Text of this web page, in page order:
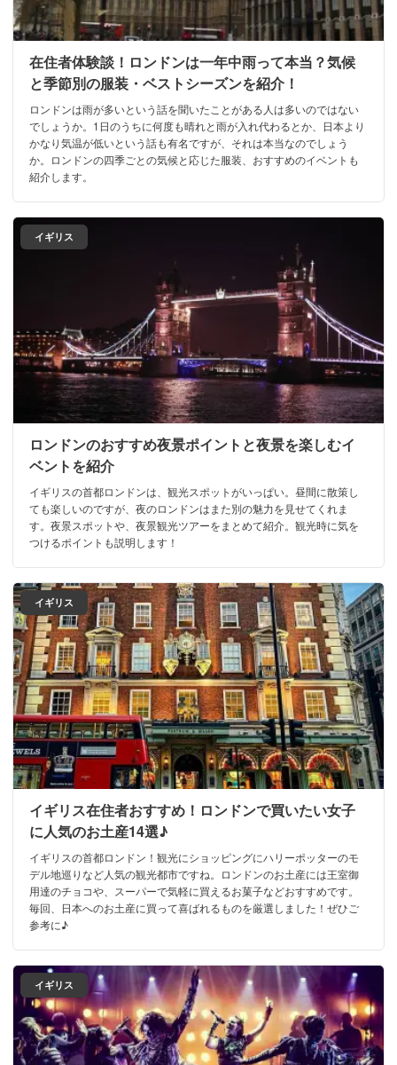
在住者体験談！ロンドンは一年中雨って本当？気候
と季節別の服装・ベストシーズンを紹介！
ロンドンは雨が多いという話を聞いたことがある人は多いのではない
でしょうか。1日のうちに何度も晴れと雨が入れ代わるとか、日本より
かなり気温が低いという話も有名ですが、それは本当なのでしょう
か。ロンドンの四季ごとの気候と応じた服装、おすすめのイベントも
紹介します。
イギリス
ロンドンのおすすめ夜景ポイントと夜景を楽しむイ
ベントを紹介
イギリスの首都ロンドンは、観光スポットがいっぱい。昼間に散策し
ても楽しいのですが、夜のロンドンはまた別の魅力を見せてくれま
す。夜景スポットや、夜景観光ツアーをまとめて紹介。観光時に気を
つけるポイントも説明します！
イギリス
イギリス在住者おすすめ！ロンドンで買いたい女子
に人気のお土産14選♪
イギリスの首都ロンドン！観光にショッピングにハリーポッターのモ
デル地巡りなど人気の観光都市ですね。ロンドンのお土産には王室御
用達のチョコや、スーパーで気軽に買えるお菓子などおすすめです。
毎回、日本へのお土産に買って喜ばれるものを厳選しました！ぜひご
参考に♪
イギリス